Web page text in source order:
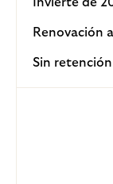
Renovación
Sin